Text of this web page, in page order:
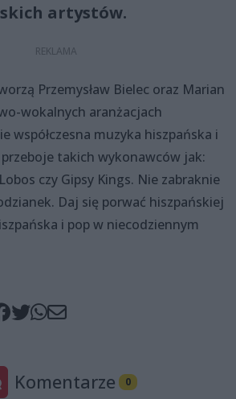
artystów.
Przemysław Bielec oraz Marian
wokalnych aranżacjach
współczesna muzyka hiszpańska i
takich wykonawców jak:
czy Gipsy Kings. Nie zabraknie
Daj się porwać hiszpańskiej
i pop w niecodziennym
Komentarze 0